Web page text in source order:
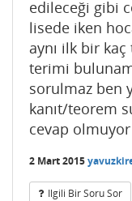
edileceği gibi
lisede iken
aynı ilk bir
terimi
sorulmaz ben
kanıt/teorem
cevap olmuyor
2 Mart 2015
Ilgili Bir Soru Sor